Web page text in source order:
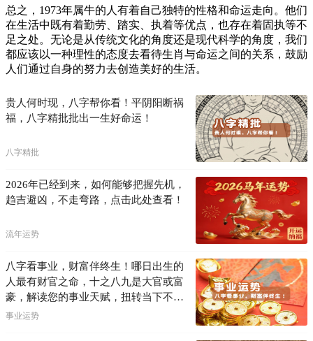
总之，1973年属牛的人有着自己独特的性格和命运走向。他们
在生活中既有着勤劳、踏实、执着等优点，也存在着固执等不
足之处。无论是从传统文化的角度还是现代科学的角度，我们
都应该以一种理性的态度去看待生肖与命运之间的关系，鼓励
人们通过自身的努力去创造美好的生活。
贵人何时现，八字帮你看！平阴阳断祸
福，八字精批批出一生好命运！
八字精批
2026年已经到来，如何能够把握先机，
趋吉避凶，不走弯路，点击此处查看！
流年运势
八字看事业，财富伴终生！哪日出生的
人最有财官之命，十之八九是大官或富
豪，解读您的事业天赋，扭转当下不利
困局！！
事业运势